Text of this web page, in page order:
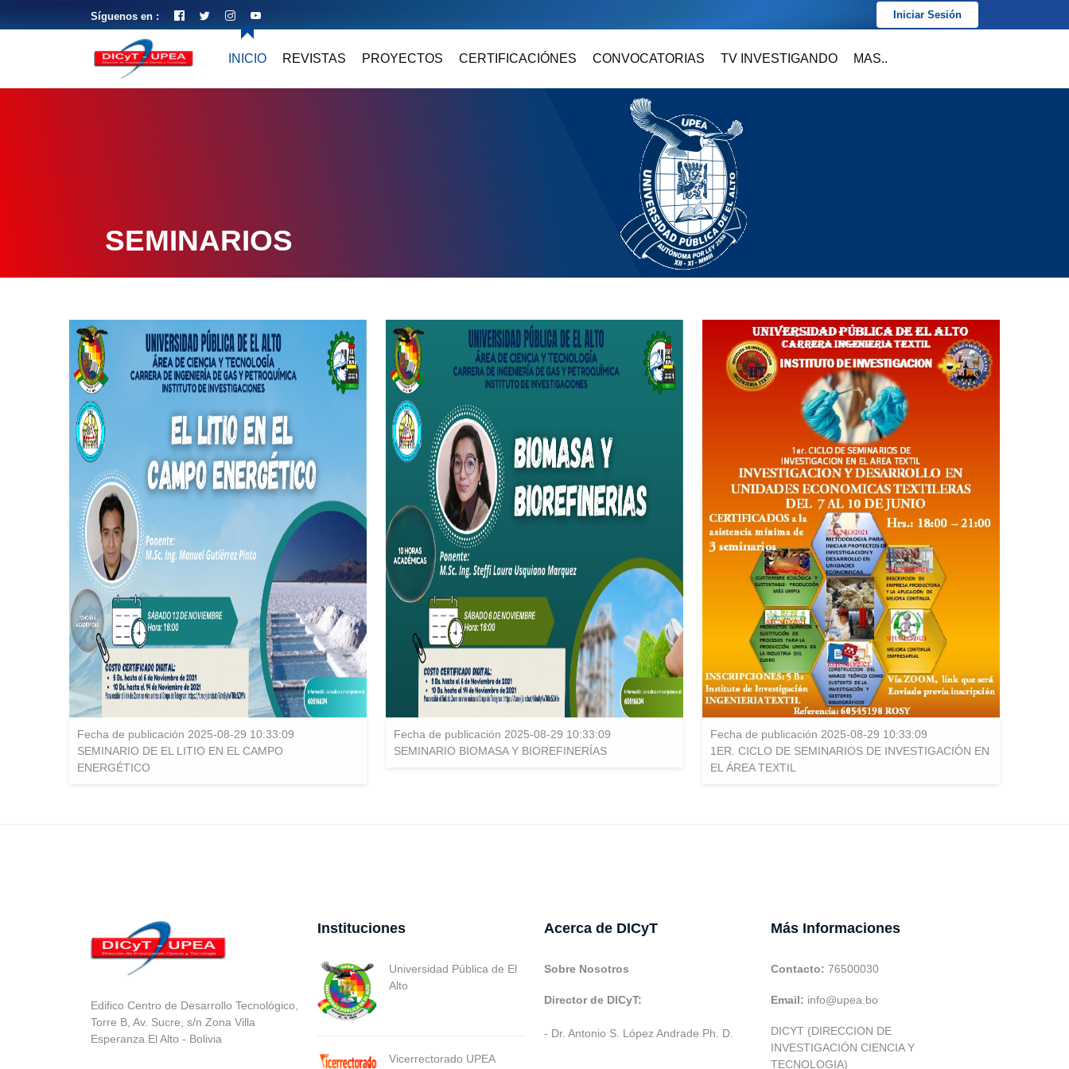
Síguenos en : Iniciar Sesión
INICIO REVISTAS PROYECTOS CERTIFICACIÓNES CONVOCATORIAS TV INVESTIGANDO MAS..
SEMINARIOS
Fecha de publicación 2025-08-29 10:33:09
SEMINARIO DE EL LITIO EN EL CAMPO
ENERGÉTICO
Fecha de publicación 2025-08-29 10:33:09
SEMINARIO BIOMASA Y BIOREFINERÍAS
Fecha de publicación 2025-08-29 10:33:09
1ER. CICLO DE SEMINARIOS DE INVESTIGACIÓN EN
EL ÁREA TEXTIL
Edifico Centro de Desarrollo Tecnológico,
Torre B, Av. Sucre, s/n Zona Villa
Esperanza El Alto - Bolivia
Instituciones
Universidad Pública de El
Alto
Vicerrectorado UPEA
Acerca de DICyT
Sobre Nosotros
Director de DICyT:
- Dr. Antonio S. López Andrade Ph. D.
Más Informaciones
Contacto: 76500030
Email: info@upea.bo
DICYT (DIRECCION DE
INVESTIGACIÓN CIENCIA Y
TECNOLOGIA)